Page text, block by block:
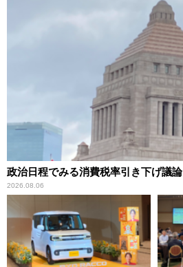
政治日程でみる消費税率引き下げ議論
2026.08.06